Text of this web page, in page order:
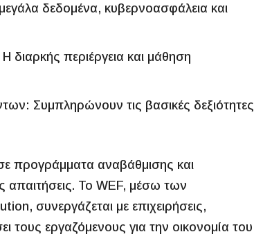
δεδομένα, κυβερνοασφάλεια και
Η διαρκής περιέργεια και μάθηση
Συμπληρώνουν τις βασικές δεξιότητες
προγράμματα αναβάθμισης και
απαιτήσεις. Το WEF, μέσω των
συνεργάζεται με επιχειρήσεις,
τους εργαζόμενους για την οικονομία του